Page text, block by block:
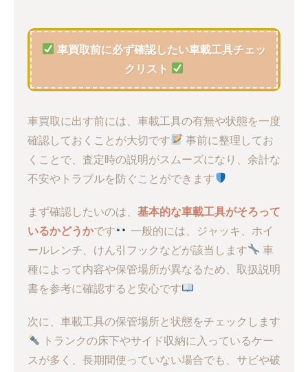
車買取前に必ず確認したい車載工具チェッ
クリスト
車買取に出す前には、車載工具の有無や状態を一度
確認しておくことが大切です
事前に整理してお
くことで、査定時の説明がスムーズになり、余計な
不安やトラブルを防ぐことができます
まず確認したいのは、 基本的な車載工具がそろって
いるかどうかです
一般的には、ジャッキ、ホイ
ールレンチ、けん引フックなどが該当します
車
種によって内容や保管場所が異なるため、取扱説明
書を参考に確認すると安心です
次に、車載工具の保管場所と状態をチェックします
トランクの床下やサイド収納に入っているケー
スが多く、長期間使っていない場合でも、サビや破